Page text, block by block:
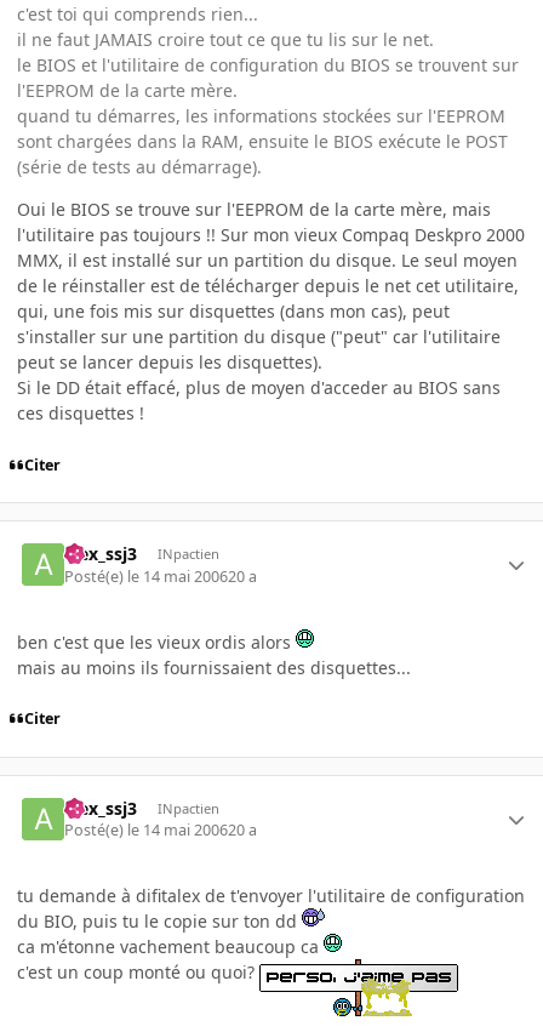
c'est toi qui comprends rien...
il ne faut JAMAIS croire tout ce que tu lis sur le net.
le BIOS et l'utilitaire de configuration du BIOS se trouvent sur
l'EEPROM de la carte mère.
quand tu démarres, les informations stockées sur l'EEPROM
sont chargées dans la RAM, ensuite le BIOS exécute le POST
(série de tests au démarrage).
Oui le BIOS se trouve sur l'EEPROM de la carte mère, mais
l'utilitaire pas toujours !! Sur mon vieux Compaq Deskpro 2000
MMX, il est installé sur un partition du disque. Le seul moyen
de le réinstaller est de télécharger depuis le net cet utilitaire,
qui, une fois mis sur disquettes (dans mon cas), peut
s'installer sur une partition du disque ("peut" car l'utilitaire
peut se lancer depuis les disquettes).
Si le DD était effacé, plus de moyen d'acceder au BIOS sans
ces disquettes !
Citer
alex_ssj3 INpactien
Posté(e) le 14 mai 200620 a
ben c'est que les vieux ordis alors
mais au moins ils fournissaient des disquettes...
Citer
alex_ssj3 INpactien
Posté(e) le 14 mai 200620 a
tu demande à difitalex de t'envoyer l'utilitaire de configuration
du BIO, puis tu le copie sur ton dd
ca m'étonne vachement beaucoup ca
c'est un coup monté ou quoi?